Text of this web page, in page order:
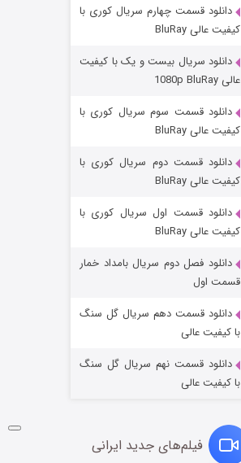
مردگان متحرک: شهر مرده ۳
شکست استوارت در نجات جهان
قسمت ۷ (زیرنویس) منتشر شد
دانلود قسمت چهارم سریال کوری با
کیفیت عالی BluRay
دانلود سریال بیست و یک با کیفیت
عالی 1080p BluRay
دانلود قسمت سوم سریال کوری با
کیفیت عالی BluRay
دانلود قسمت دوم سریال کوری با
کیفیت عالی BluRay
دانلود قسمت اول سریال کوری با
کیفیت عالی BluRay
دانلود فصل دوم سریال بامداد خمار
قسمت اول
دانلود قسمت دهم سریال گل سنگ
با کیفیت عالی
دانلود قسمت نهم سریال گل سنگ
با کیفیت عالی
فیلم‌های جدید ایرانی